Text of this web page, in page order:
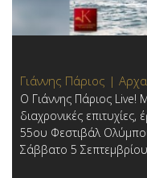
Γιάννης Πάριος |
Ο Γιάννης Πάριος Live!
διαχρονικές
55ου Φεστιβάλ
Σάββατο 5